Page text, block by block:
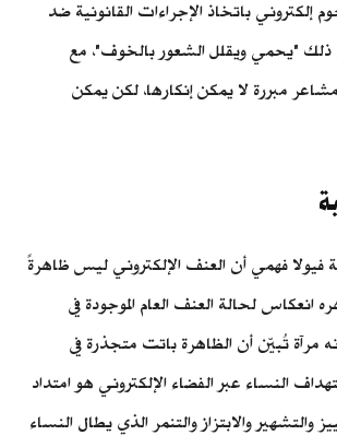
إلكتروني باتخاذ الإجراءات القانونية ضد
ذلك "يحمي ويقلل الشعور بالخوف"، مع
مبررة لا يمكن إنكارها، لكن يمكن
فيولا فهمي أن العنف الإلكتروني ليس ظاهرةً
انعكاس لحالة العنف العام الموجودة في
مرآة تُبيّن أن الظاهرة باتت متجذرة في
النساء عبر الفضاء الإلكتروني هو امتداد
والتشهير والابتزاز والتنمر الذي يطال النساء